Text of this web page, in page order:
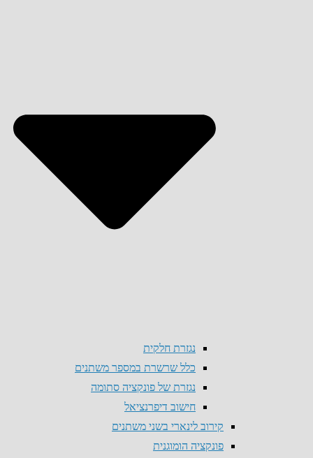
נגזרת חלקית
כלל שרשרת במספר משתנים
נגזרת של פונקציה סתומה
חישוב דיפרנציאל
קירוב לינארי בשני משתנים
פונקציה הומוגנית